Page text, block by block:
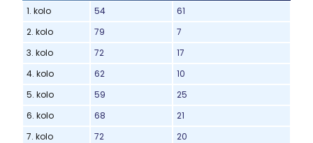
1. kolo
54
61
2. kolo
79
7
3. kolo
72
17
4. kolo
62
10
5. kolo
59
25
6. kolo
68
21
7. kolo
72
20